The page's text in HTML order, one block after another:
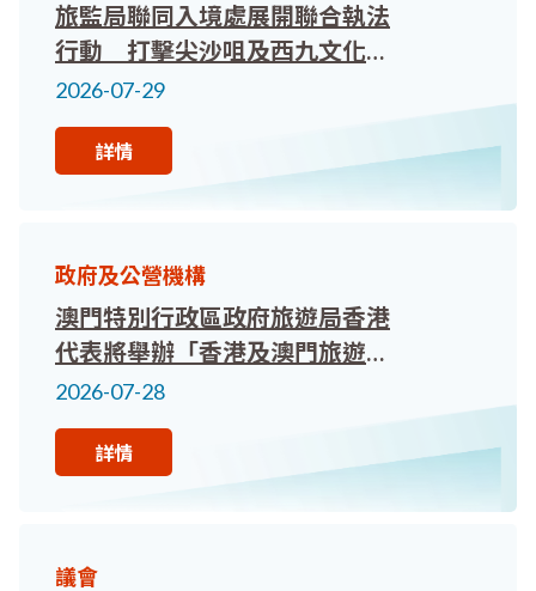
旅監局聯同入境處展開聯合執法
行動 打擊尖沙咀及西九文化區
非法從事導遊工作
2026-07-29
詳情
政府及公營機構
澳門特別行政區政府旅遊局香港
代表將舉辦「香港及澳門旅遊業
界交流會」，欲報從速
2026-07-28
詳情
議會